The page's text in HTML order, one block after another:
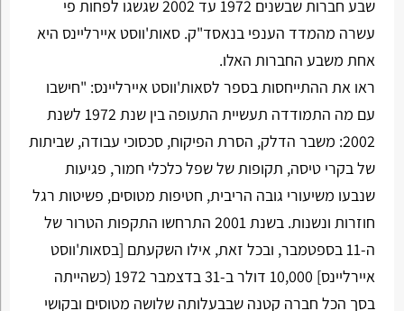
שבע חברות שבשנים 1972 עד 2002 שגשגו לפחות פי
עשרה מהמדד הענפי בנאסד"ק. סאות'ווסט איירליינס היא
אחת משבע החברות האלו.
ראו את ההתייחסות בספר לסאות'ווסט איירליינס: "חישבו
עם מה התמודדה תעשיית התעופה בין שנת 1972 לשנת
2002: משבר הדלק, הסרת הפיקוח, סכסוכי עבודה, שביתות
של בקרי טיסה, תקופות של שפל כלכלי חמור, פגיעות
שנבעו משיעורי גובה הריבית, חטיפות מטוסים, פשיטות רגל
חוזרות ונשנות. בשנת 2001 התרחשו התקפות הטרור של
ה-11 בספטמבר, ובכל זאת, אילו השקעתם [בסאות'ווסט
איירליינס] 10,000 דולר ב-31 בדצמבר 1972 (כשהייתה
בסך הכל חברה קטנה שבבעלותה שלושה מטוסים ובקושי